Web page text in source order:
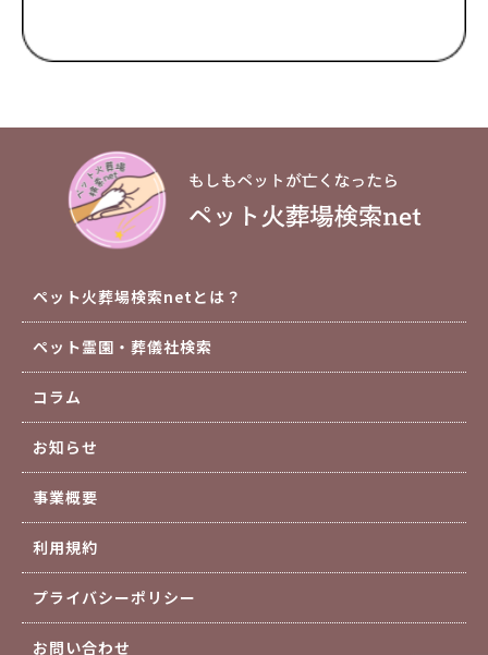
ペット火葬場検索netとは？
ペット霊園・葬儀社検索
コラム
お知らせ
事業概要
利用規約
プライバシーポリシー
お問い合わせ